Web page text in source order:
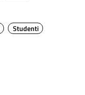
Studenti